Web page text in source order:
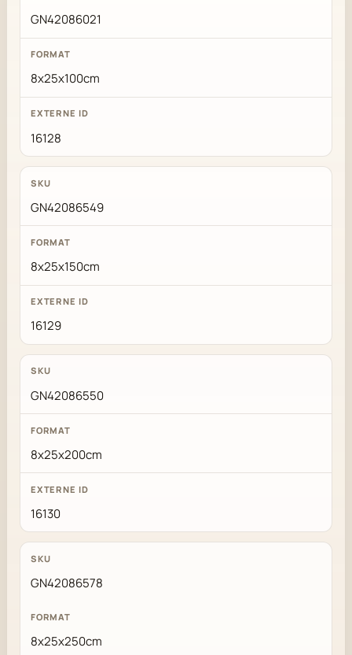
GN42086021
8x25x100cm
16128
GN42086549
8x25x150cm
16129
GN42086550
8x25x200cm
16130
GN42086578
8x25x250cm